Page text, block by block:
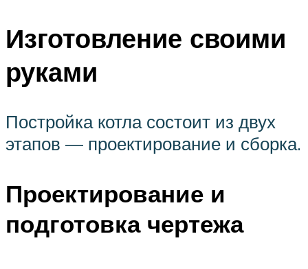
Изготовление своими
руками
Постройка котла состоит из двух
этапов — проектирование и сборка.
Проектирование и
подготовка чертежа